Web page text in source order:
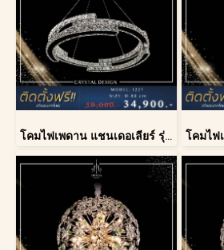
โคมไฟเพดาน แชนเดอเลียร์ รุ่น 1227